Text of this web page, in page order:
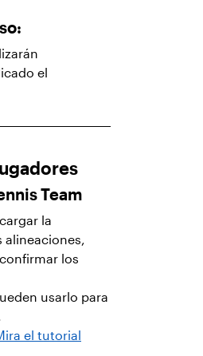
el
Team
la
alineaciones,
los
usarlo para
el tutorial